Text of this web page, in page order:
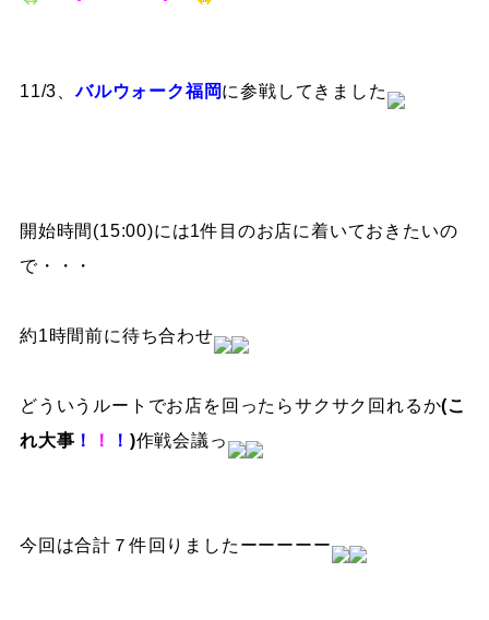
11/3、バルウォーク福岡に参戦してきました
開始時間(15:00)には1件目のお店に着いておきたいの
で・・・
約1時間前に待ち合わせ
どういうルートでお店を回ったらサクサク回れるか(こ
れ大事 ！ ！ ！ )作戦会議っ
今回は合計７件回りましたーーーーー